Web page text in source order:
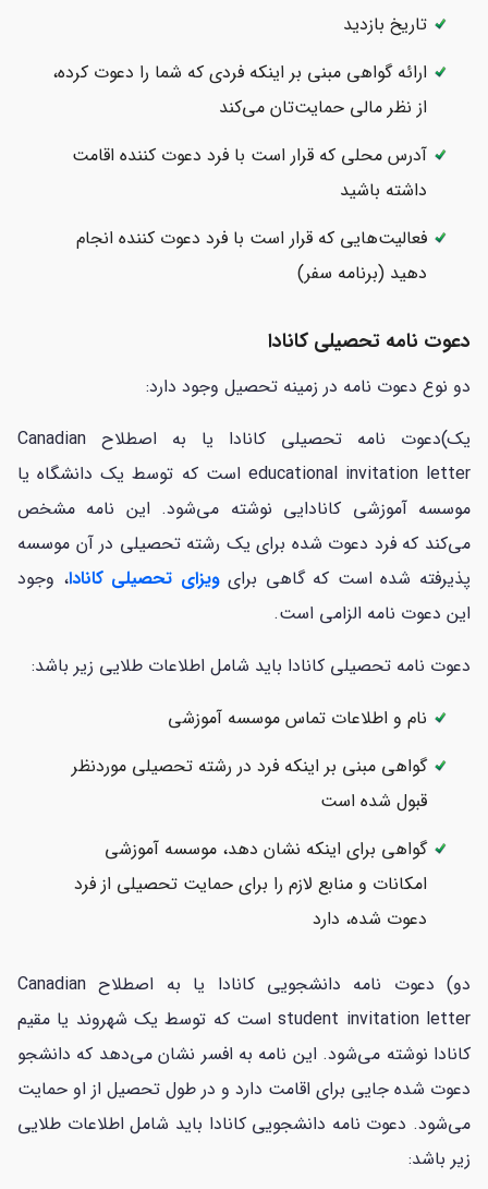
تاریخ بازدید
ارائه گواهی مبنی بر اینکه فردی که شما را دعوت کرده،
از نظر مالی حمایت‌تان می‌کند
آدرس محلی که قرار است با فرد دعوت کننده اقامت
داشته باشید
فعالیت‌هایی که قرار است با فرد دعوت کننده انجام
دهید (برنامه سفر)
دعوت نامه تحصیلی کانادا
دو نوع دعوت نامه در زمینه تحصیل وجود دارد:
یک)دعوت نامه تحصیلی کانادا یا به اصطلاح Canadian
educational invitation letter است که توسط یک دانشگاه یا
موسسه آموزشی کانادایی نوشته می‌شود. این نامه مشخص
می‌کند که فرد دعوت شده برای یک رشته تحصیلی در آن موسسه
پذیرفته شده است که گاهی برایویزای تحصیلی کانادا، وجود
این دعوت نامه الزامی است.
دعوت نامه تحصیلی کانادا باید شامل اطلاعات طلایی زیر باشد:
نام و اطلاعات تماس موسسه آموزشی
گواهی مبنی بر اینکه فرد در رشته تحصیلی موردنظر
قبول شده است
گواهی برای اینکه نشان دهد، موسسه آموزشی
امکانات و منابع لازم را برای حمایت تحصیلی از فرد
دعوت شده، دارد
دو) دعوت نامه دانشجویی کانادا یا به اصطلاح Canadian
student invitation letter است که توسط یک شهروند یا مقیم
کانادا نوشته می‌شود. این نامه به افسر نشان می‌دهد که دانشجو
دعوت شده جایی برای اقامت دارد و در طول تحصیل از او حمایت
می‌شود. دعوت نامه دانشجویی کانادا باید شامل اطلاعات طلایی
زیر باشد: